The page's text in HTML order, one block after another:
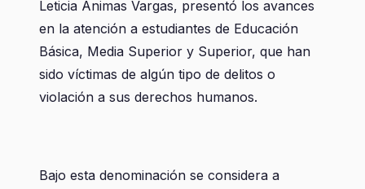
Leticia Ánimas Vargas, presentó los avances
en la atención a estudiantes de Educación
Básica, Media Superior y Superior, que han
sido víctimas de algún tipo de delitos o
violación a sus derechos humanos.
Bajo esta denominación se considera a